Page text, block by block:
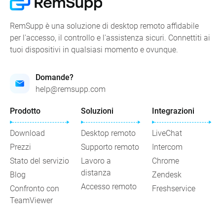
RemSupp è una soluzione di desktop remoto affidabile
per l'accesso, il controllo e l'assistenza sicuri. Connettiti ai
tuoi dispositivi in qualsiasi momento e ovunque.
Domande?
help@remsupp.com
Prodotto
Download
Prezzi
Stato del servizio
Blog
Confronto con
TeamViewer
Soluzioni
Desktop remoto
Supporto remoto
Lavoro a
distanza
Accesso remoto
Integrazioni
LiveChat
Intercom
Chrome
Zendesk
Freshservice